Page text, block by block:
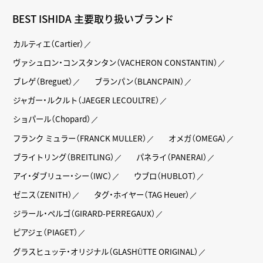
BEST ISHIDA 主要取り扱いブランド
カルティエ（Cartier）
ヴァシュロン・コンスタンタン（VACHERON CONSTANTIN）
ブレゲ（Breguet）
ブランパン（BLANCPAIN）
ジャガー・ルクルト（JAEGER LECOULTRE）
ショパール（Chopard）
フランク ミュラー（FRANCK MULLER）
オメガ（OMEGA）
ブライトリング（BREITLING）
パネライ（PANERAI）
アイ・ダブリュー・シー（IWC）
ウブロ（HUBLOT）
ゼニス（ZENITH）
タグ・ホイヤー（TAG Heuer）
ジラール・ペルゴ（GIRARD-PERREGAUX）
ピアジェ（PIAGET）
グラスヒュッテ・オリジナル（GLASHÜTTE ORIGINAL）